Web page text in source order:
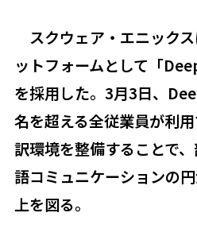
スクウェア・エニック
ットフォームとして「
を採用した。3月3日、
名を超える全従業員が利
訳環境を整備することで
語コミュニケーションの
上を図る。